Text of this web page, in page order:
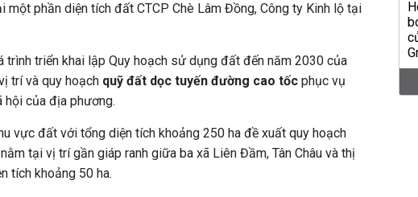
một phần diện tích đất CTCP Chè Lâm Đồng, Công ty Kinh lộ tại
trình triển khai lập Quy hoạch sử dụng đất đến năm 2030 của
trí và quy hoạch quỹ đất dọc tuyến đường cao tốc phục vụ
hội của địa phương.
vực đất với tổng diện tích khoảng 250 ha đề xuất quy hoạch
tại vị trí gần giáp ranh giữa ba xã Liên Đầm, Tân Châu và thị
tích khoảng 50 ha.